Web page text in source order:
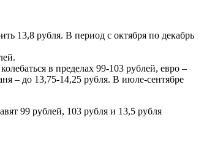
13,8 рубля. В период с октября по декабрь
в пределах 99-103 рублей, евро –
– до 13,75-14,25 рубля. В июле-сентябре
99 рублей, 103 рубля и 13,5 рубля